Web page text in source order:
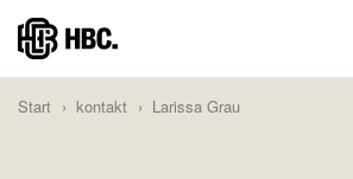
Direkt
zum
Inhalt
Start kontakt Larissa Grau